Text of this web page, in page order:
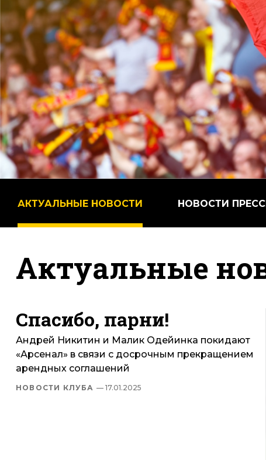
АКТУАЛЬНЫЕ НОВОСТИ НОВОСТИ
Актуальные
Спасибо, парни!
Андрей Никитин и Малик Одейинка покидают
«Арсенал» в связи с досрочным прекращением
арендных соглашений
НОВОСТИ КЛУБА — 17.01.2025